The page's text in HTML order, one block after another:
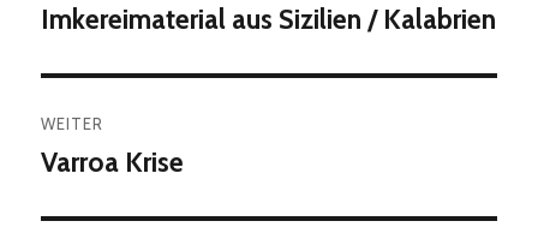
Beitrag:
Imkereimaterial aus Sizilien / Kalabrien
WEITER
Nächster
Varroa Krise